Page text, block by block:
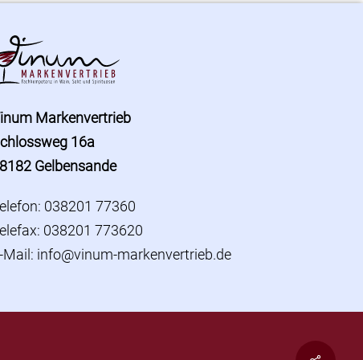
Markenvertrieb
16a
Gelbensande
038201 77360
038201 773620
Mail: info@vinum-markenvertrieb.de